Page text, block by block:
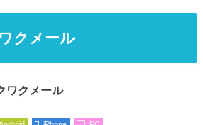
クメール
ワクメール